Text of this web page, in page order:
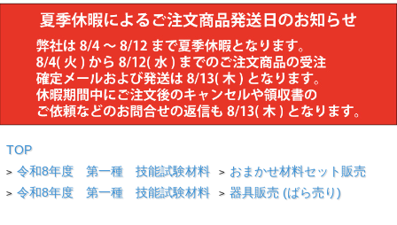
TOP
> 令和8年度 第一種 技能試験材料 > おまかせ材料セット販売
> 令和8年度 第一種 技能試験材料 > 器具販売 (ばら売り)